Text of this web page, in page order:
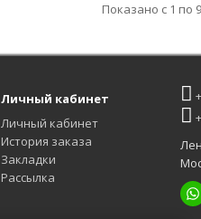
Показано с 1 по
Личный кабинет
Личный кабинет
История заказа
Закладки
Рассылка